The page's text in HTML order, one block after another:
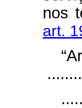
nos
art.